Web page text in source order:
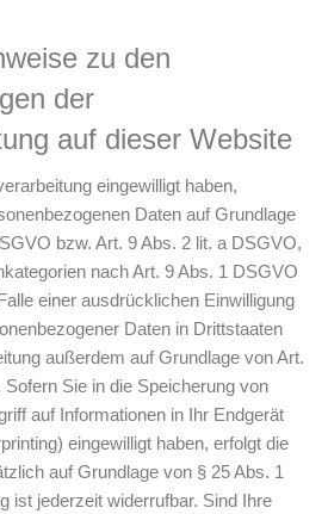
zu den
der
auf dieser Website
eingewilligt haben,
Daten auf Grundlage
bzw. Art. 9 Abs. 2 lit. a DSGVO,
nach Art. 9 Abs. 1 DSGVO
einer ausdrücklichen Einwilligung
Daten in Drittstaaten
außerdem auf Grundlage von Art.
Sie in die Speicherung von
auf Informationen in Ihr Endgerät
eingewilligt haben, erfolgt die
auf Grundlage von § 25 Abs. 1
ist jederzeit widerrufbar. Sind Ihre